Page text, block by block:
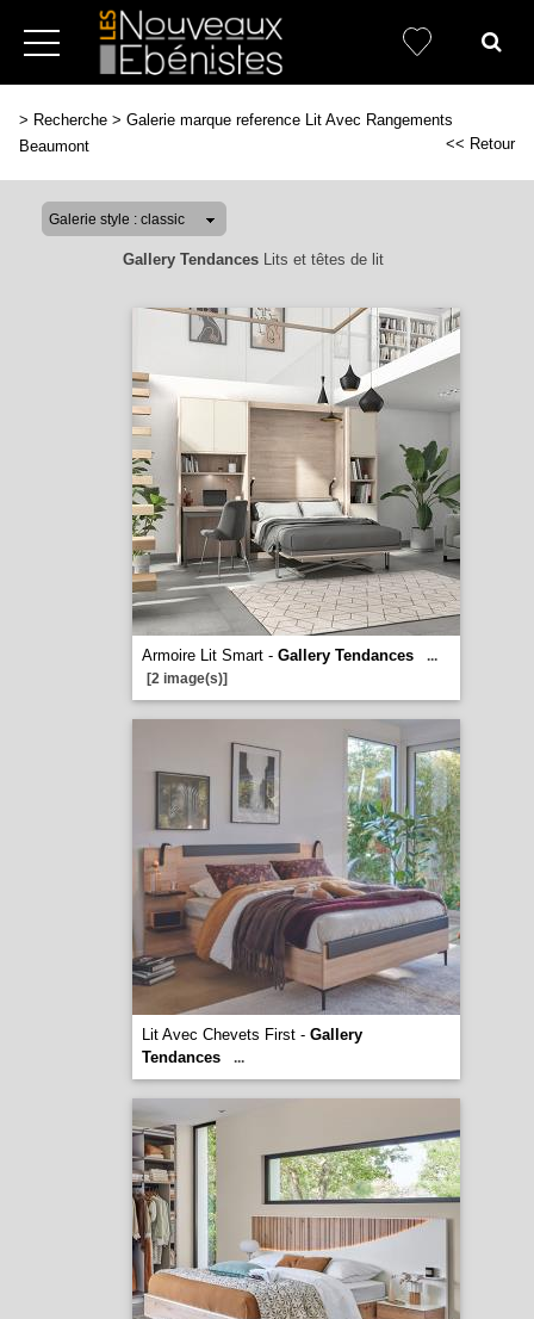
> Recherche > Galerie marque reference Lit Avec Rangements
Beaumont
<< Retour
Gallery TendancesLits et têtes de lit
Armoire Lit Smart - Gallery Tendances
...
[2 image(s)]
Lit Avec Chevets First - Gallery
Tendances
...